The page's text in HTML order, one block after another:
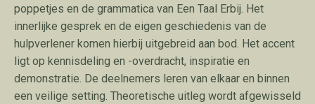
poppetjes en de grammatica van Een Taal Erbij. Het
innerlijke gesprek en de eigen geschiedenis van de
hulpverlener komen hierbij uitgebreid aan bod. Het accent
ligt op kennisdeling en -overdracht, inspiratie en
demonstratie. De deelnemers leren van elkaar en binnen
een veilige setting. Theoretische uitleg wordt afgewisseld